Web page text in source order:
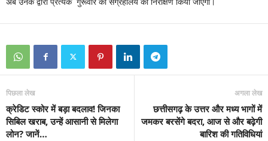
पिछला लेख
क्रेडिट स्कोर में बड़ा बदलाव! जिनका
सिबिल खराब, उन्हें आसानी से मिलेगा
लोन? जानें…
अगला लेख
छत्तीसगढ़ के उत्तर और मध्य भागों में
जमकर बरसेंगे बदरा, आज से और बढ़ेगी
बारिश की गतिविधियां